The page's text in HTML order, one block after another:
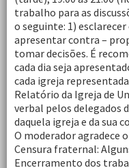
trabalho para as
o seguinte: 1)
apresentar contra –
tomar decisões. É
cada dia seja
cada igreja
Relatório da Igreja de
verbal pelos delegados
daquela igreja e da sua
O moderador agradece
Censura fraternal:
Encerramento dos